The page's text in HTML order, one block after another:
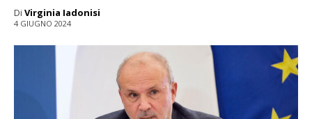
Di Virginia Iadonisi
4 GIUGNO 2024